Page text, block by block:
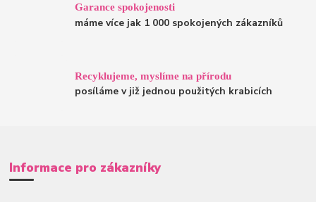
Garance spokojenosti
máme více jak 1 000 spokojených zákazníků
Recyklujeme, myslíme na přírodu
posíláme v již jednou použitých krabicích
Informace pro zákazníky